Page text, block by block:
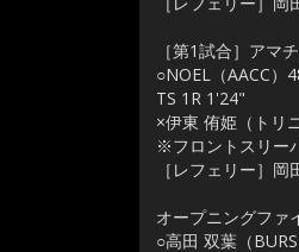
［第1試合］ア
○NOEL（AACC）
TS 1R 1'24"
×伊東 侑姫（トリ
※フロントスリー
［レフェリー］岡
オープニングファ
○高田 双葉（